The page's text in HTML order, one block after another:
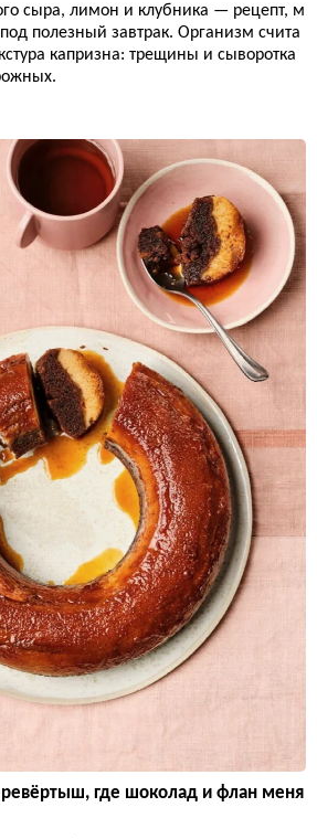
сыра, лимон и клубника — рецепт, м
полезный завтрак. Организм счита
капризна: трещины и сыворотка
где шоколад и флан меня